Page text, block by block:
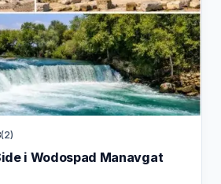
(2)
i Wodospad Manavgat